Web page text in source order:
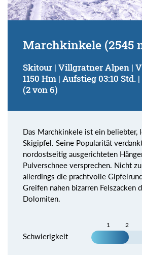
Marchkinkele (2545
Skitour | Villgratner Alpen |
1150 Hm | Aufstieg 03:10
(2 von 6)
Das Marchkinkele ist ein beliebter,
Skigipfel. Seine Popularität
nordostseitig ausgerichteten
Pulverschnee versprechen. Nicht
allerdings die prachtvolle
Greifen nahen bizarren Felszacken
Dolomiten.
1 2
Schwierigkeit